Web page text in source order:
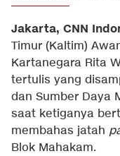
Jakarta, CNN
Timur (Kaltim)
Kartanegara Rita
tertulis yang
dan Sumber Daya
saat ketiganya
membahas jatah
Blok Mahakam.